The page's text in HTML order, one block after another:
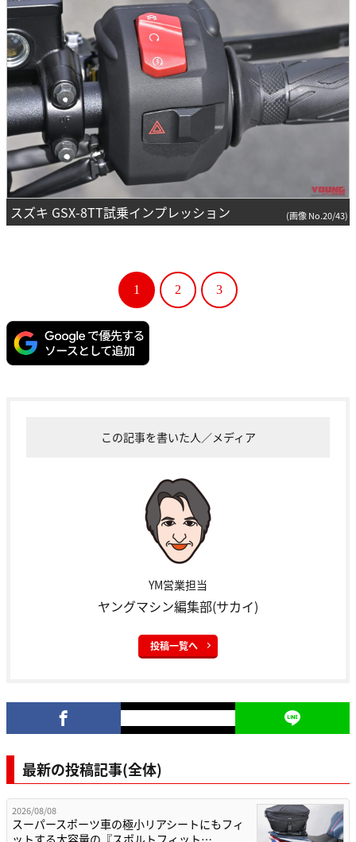
スズキ GSX-8TT試乗インプレッション (画像 No.20/43)
1 2 3
この記事を書いた人／メディア
YM営業担当
ヤングマシン編集部(サカイ)
投稿一覧へ
最新の投稿記事(全体)
2026/08/08
スーパースポーツ車の極小リアシートにもフィ
ットする大容量の『スポルトフィット…